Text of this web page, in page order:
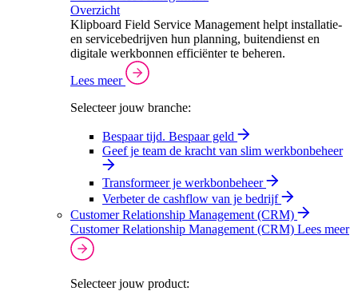
Overzicht
Klipboard Field Service Management helpt installatie-
en servicebedrijven hun planning, buitendienst en
digitale werkbonnen efficiënter te beheren.
Lees meer
Selecteer jouw branche:
Bespaar tijd. Bespaar geld
Geef je team de kracht van slim werkbonbeheer
Transformeer je werkbonbeheer
Verbeter de cashflow van je bedrijf
Customer Relationship Management (CRM)
Customer Relationship Management (CRM) Lees meer
Selecteer jouw product: